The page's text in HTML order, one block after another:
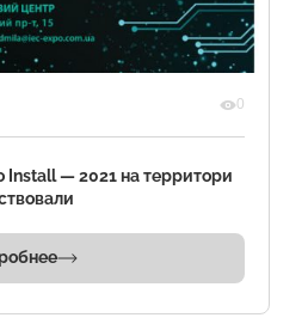
0
— 2021 на территори